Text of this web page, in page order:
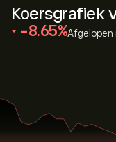
Koersgrafiek
‎-8.65‎ Afgelopen